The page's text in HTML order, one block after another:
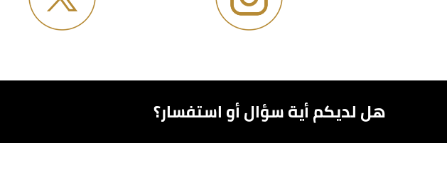
هل لديكم أية سؤال أو استفسار؟